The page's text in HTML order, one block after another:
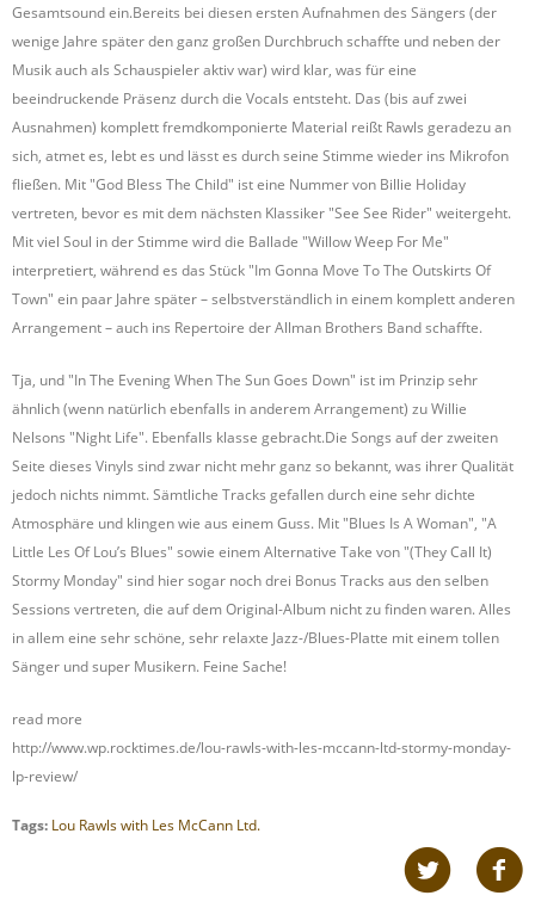
Gesamtsound ein.Bereits bei diesen ersten Aufnahmen des Sängers (der
wenige Jahre später den ganz großen Durchbruch schaffte und neben der
Musik auch als Schauspieler aktiv war) wird klar, was für eine
beeindruckende Präsenz durch die Vocals entsteht. Das (bis auf zwei
Ausnahmen) komplett fremdkomponierte Material reißt Rawls geradezu an
sich, atmet es, lebt es und lässt es durch seine Stimme wieder ins Mikrofon
fließen. Mit "God Bless The Child" ist eine Nummer von Billie Holiday
vertreten, bevor es mit dem nächsten Klassiker "See See Rider" weitergeht.
Mit viel Soul in der Stimme wird die Ballade "Willow Weep For Me"
interpretiert, während es das Stück "Im Gonna Move To The Outskirts Of
Town" ein paar Jahre später – selbstverständlich in einem komplett anderen
Arrangement – auch ins Repertoire der Allman Brothers Band schaffte.
Tja, und "In The Evening When The Sun Goes Down" ist im Prinzip sehr
ähnlich (wenn natürlich ebenfalls in anderem Arrangement) zu Willie
Nelsons "Night Life". Ebenfalls klasse gebracht.Die Songs auf der zweiten
Seite dieses Vinyls sind zwar nicht mehr ganz so bekannt, was ihrer Qualität
jedoch nichts nimmt. Sämtliche Tracks gefallen durch eine sehr dichte
Atmosphäre und klingen wie aus einem Guss. Mit "Blues Is A Woman", "A
Little Les Of Lou’s Blues" sowie einem Alternative Take von "(They Call It)
Stormy Monday" sind hier sogar noch drei Bonus Tracks aus den selben
Sessions vertreten, die auf dem Original-Album nicht zu finden waren. Alles
in allem eine sehr schöne, sehr relaxte Jazz-/Blues-Platte mit einem tollen
Sänger und super Musikern. Feine Sache!
read more
http://www.wp.rocktimes.de/lou-rawls-with-les-mccann-ltd-stormy-monday-
lp-review/
Tags: Lou Rawls with Les McCann Ltd.